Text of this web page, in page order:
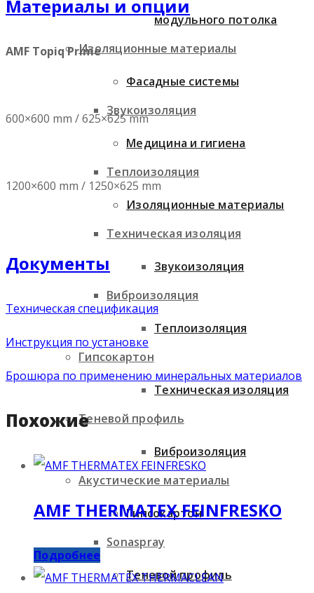
Изоляционные материалы
Звукоизоляция
Теплоизоляция
Техническая изоляция
Виброизоляция
Гипсокартон
Теневой профиль
Акустические материалы
Sonaspray
модульного потолка
Фасадные системы
Медицина и гигиена
Изоляционные материалы
Звукоизоляция
Теплоизоляция
Техническая изоляция
Виброизоляция
Гипсокартон
Теневой профиль
Материалы и опции
AMF Topiq Prime
600×600 mm / 625×625 mm
1200×600 mm / 1250×625 mm
Документы
Техническая спецификация
Инструкция по установке
Брошюра по применению минеральных материалов
Похожие
AMF THERMATEX FEINFRESKO
Подробнее